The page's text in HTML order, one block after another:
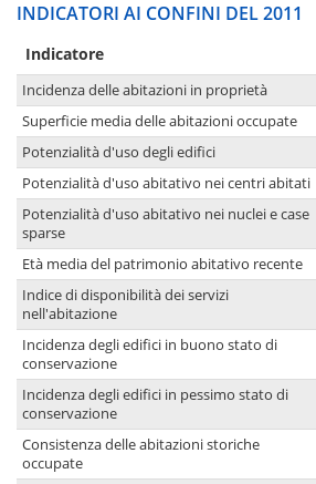
INDICATORI AI CONFINI DEL 2011
Indicatore
Incidenza delle abitazioni in proprietà
Superficie media delle abitazioni occupate
Potenzialità d'uso degli edifici
Potenzialità d'uso abitativo nei centri abitati
Potenzialità d'uso abitativo nei nuclei e case
sparse
Età media del patrimonio abitativo recente
Indice di disponibilità dei servizi
nell'abitazione
Incidenza degli edifici in buono stato di
conservazione
Incidenza degli edifici in pessimo stato di
conservazione
Consistenza delle abitazioni storiche
occupate